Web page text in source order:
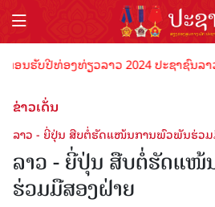
ບປີທ່ອງທ່ຽວລາວ 2024 ປະຊາຊົນລາວທຸ
ຂ່າວເດັ່ນ
ລາວ - ຍີ່ປຸ່ນ ສືບຕໍ່ຮັດແໜ້ນການພົວພັນຮ່ວມ
ລາວ - ຍີ່ປຸ່ນ ສືບຕໍ່ຮັດແ
ຮ່ວມມືສອງຝ່າຍ